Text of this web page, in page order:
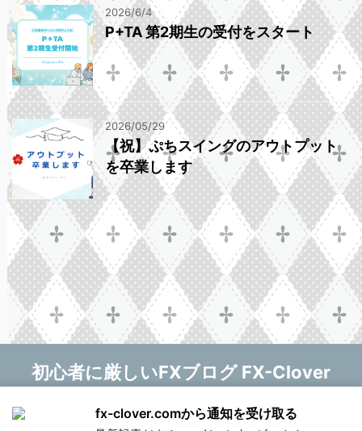
2026/6/4
P+TA 第2期生の受付をスタート
2026/05/29
【祝】ぷちスイングのアウトプット
を卒業します
初心者に厳しいFXブログ FX-Clover
fx-clover.comから通知を受け取る